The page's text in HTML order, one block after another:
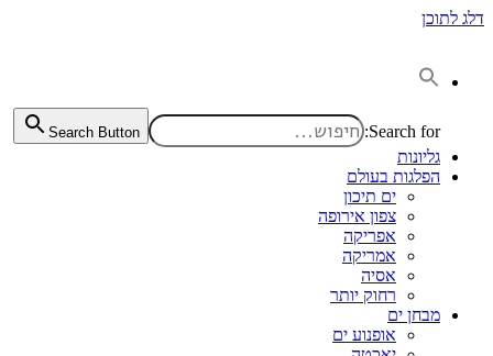
דלג לתוכן
Search for:
Search Button
גליונות
הפלגות בעולם
ים תיכון
צפון אירופה
אפריקה
אמריקה
אסיה
רחוק יותר
מבחן ים
אופנוע ים